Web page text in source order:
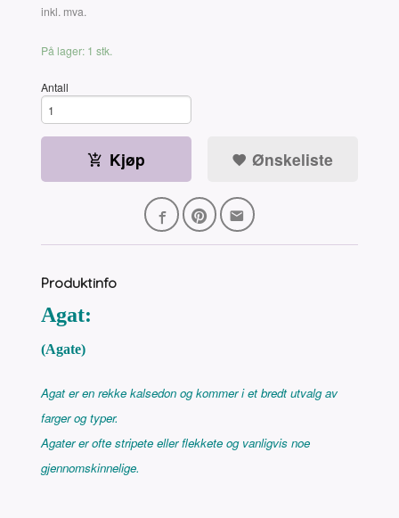
inkl. mva.
På lager: 1 stk.
Antall
Kjøp Ønskeliste
Produktinfo
Agat:
(Agate)
Agat er en rekke kalsedon og kommer i et bredt utvalg av
farger og typer.
Agater er ofte stripete eller flekkete og vanligvis noe
gjennomskinnelige.